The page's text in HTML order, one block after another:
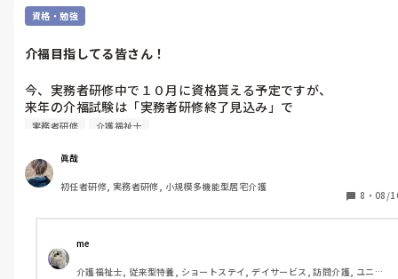
資格・勉強
介福目指してる皆さん！
今、実務者研修中で１０月に資格貰える予定ですが、
来年の介福試験は「実務者研修終了見込み」で
書類請求しても大丈夫なんですかね.........
実務者研修 介護福祉士
眞哉
初任者研修, 実務者研修, 小規模多機能型居宅介護
8 ・ 08/
me
介護福祉士, 従来型特養, ショートステイ, デイサービス, 訪問介護, ユニッ